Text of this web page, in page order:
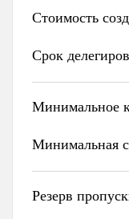
Стоимость
Срок
Минимальное
Минимальная
Резерв